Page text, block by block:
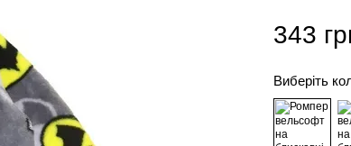
343
Виберіть